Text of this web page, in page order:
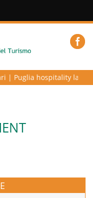
|Puglia hospitality lab –